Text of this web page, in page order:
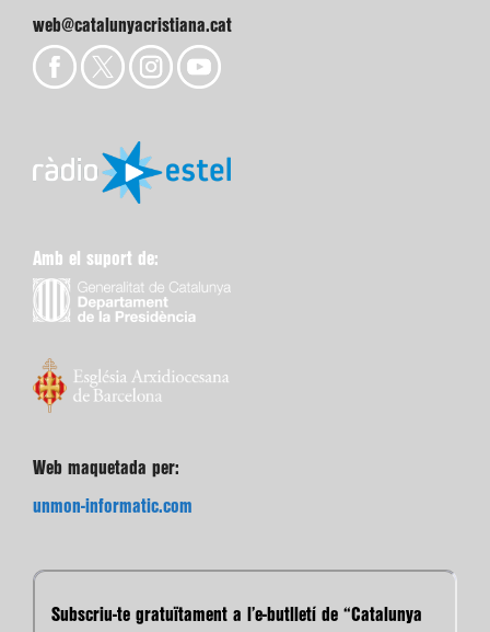
web@catalunyacristiana.cat
Amb el suport de:
Web maquetada per:
unmon-informatic.com
Subscriu-te gratuïtament a l’e-butlletí de “Catalunya